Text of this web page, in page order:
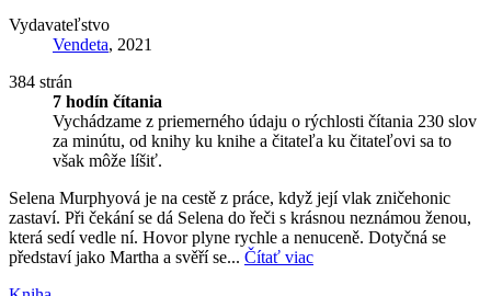
Vydavateľstvo
Vendeta, 2021
384 strán
7 hodín čítania
Vychádzame z priemerného údaju o rýchlosti čítania 230 slov
za minútu, od knihy ku knihe a čitateľa ku čitateľovi sa to
však môže líšiť.
Selena Murphyová je na cestě z práce, když její vlak zničehonic
zastaví. Při čekání se dá Selena do řeči s krásnou neznámou ženou,
která sedí vedle ní. Hovor plyne rychle a nenuceně. Dotyčná se
představí jako Martha a svěří se... Čítať viac